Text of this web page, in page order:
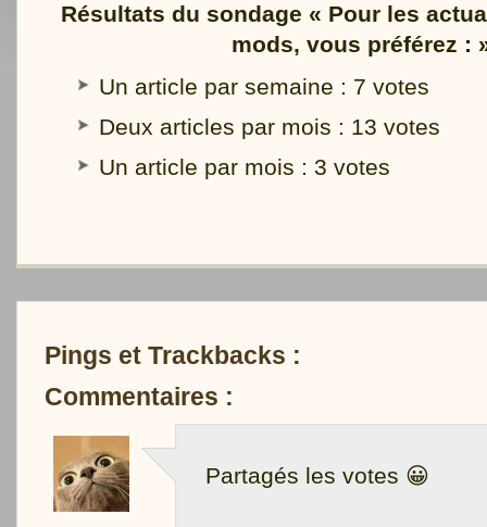
Résultats du sondage « Pour les
mods, vous préférez :
Un article par semaine : 7 votes
Deux articles par mois : 13 votes
Un article par mois : 3 votes
Pings et Trackbacks :
Commentaires :
Partagés les votes 😀